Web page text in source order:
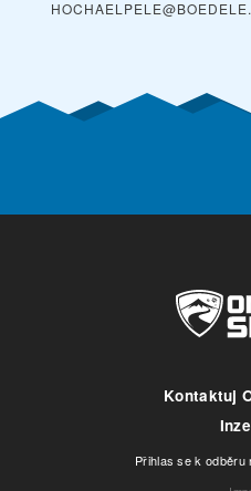
Kontaktuj
Přihlas se k odběru